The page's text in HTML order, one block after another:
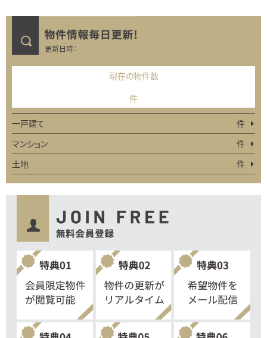
更新日時：
現在の物件数
件
一戸建て
件
マンション
件
土地
件